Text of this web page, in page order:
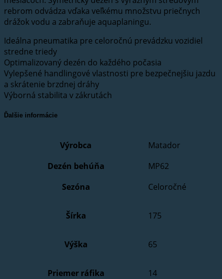
rebrom odvádza vďaka veľkému množstvu priečnych
drážok vodu a zabraňuje aquaplaningu.
Ideálna pneumatika pre celoročnú prevádzku vozidiel
stredne triedy
Optimalizovaný dezén do každého počasia
Vylepšené handlingové vlastnosti pre bezpečnejšiu jazdu
a skrátenie brzdnej dráhy
Výborná stabilita v zákrutách
Ďalšie informácie
Výrobca
Matador
Dezén behúňa
MP62
Sezóna
Celoročné
Šírka 175
Výška 65
Priemer ráfika 14